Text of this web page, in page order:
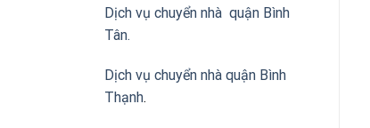
Dịch vụ chuyển nhà quận Bình
Tân.
Dịch vụ chuyển nhà quận Bình
Thạnh.